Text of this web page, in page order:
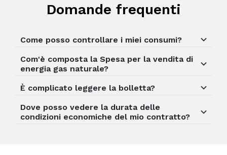
Domande frequenti
Come posso controllare i miei consumi?
Com'è composta la Spesa per la vendita di
energia gas naturale?
È complicato leggere la bolletta?
Dove posso vedere la durata delle
condizioni economiche del mio contratto?